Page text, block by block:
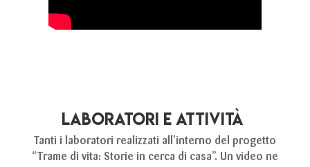
LABORATORI E ATTIVITÀ
Tanti i laboratori realizzati all’interno del progetto
“Trame di vita: Storie in cerca di casa”. Un video ne